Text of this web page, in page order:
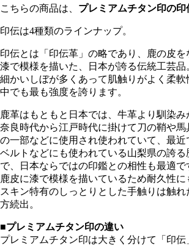
こちらの商品は、 プレミアムチタン印の印
印伝は4種類のラインナップ。
印伝とは「印伝革」の略であり、鹿の皮を
漆で模様を描いた、日本が誇る伝統工芸品
細かいしぼが多くあって肌触りがよく柔
中でも最も強度を誇ります。
鹿革はもともと日本では、牛革より馴染み
奈良時代から江戸時代に掛けて刀の鞘や馬
の一部などに使用され使われていて、最
ベルトなどにも使われている山梨県の誇る
で、日本ならではの印鑑との相性も最適で
鹿皮に漆で模様を描いているため耐久性
スキン特有のしっとりとした手触りは触
方続出。
■プレミアムチタン印の違い
プレミアムチタン印は大きく分けて「印